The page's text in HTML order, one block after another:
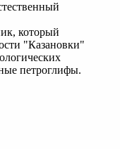
который
"Казановки"
петроглифы.